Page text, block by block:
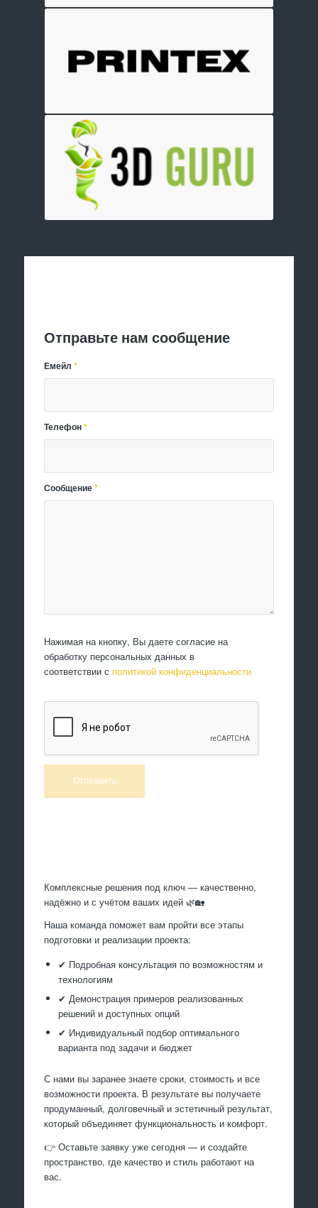
Отправьте нам сообщение
Емейл*
Телефон*
Сообщение*
Нажимая на кнопку, Вы даете согласие на
обработку персональных данных в
соответствии с политикой конфиденциальности
Комплексные решения под ключ — качественно,
надёжно и с учётом ваших идей 🌿🏡
Наша команда поможет вам пройти все этапы
подготовки и реализации проекта:
✔ Подробная консультация по возможностям и
технологиям
✔ Демонстрация примеров реализованных
решений и доступных опций
✔ Индивидуальный подбор оптимального
варианта под задачи и бюджет
С нами вы заранее знаете сроки, стоимость и все
возможности проекта. В результате вы получаете
продуманный, долговечный и эстетичный результат,
который объединяет функциональность и комфорт.
👉 Оставьте заявку уже сегодня — и создайте
пространство, где качество и стиль работают на
вас.